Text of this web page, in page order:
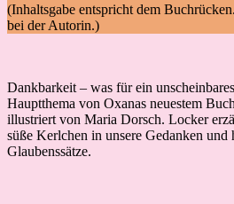
(Inhaltsgabe entspricht dem
bei der Autorin.)
Dankbarkeit – was für ein
Hauptthema von Oxanas neuestem
illustriert von Maria Dorsch. Locker
süße Kerlchen in unsere Gedanken und
Glaubenssätze.